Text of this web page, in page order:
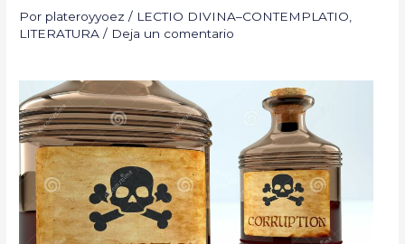
Por plateroyyoez/ LECTIO DIVINA–CONTEMPLATIO
LITERATURA / Deja un comentario